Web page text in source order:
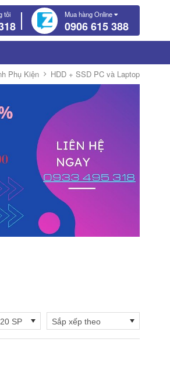
tôi Mua hàng Online
0906 615 388
Phụ Kiện HDD + SSD PC và Laptop